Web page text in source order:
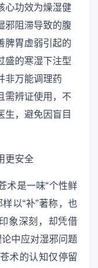
心功效为燥湿健
邪阻滞导致的腹
脾胃虚弱引起的
盛的寒湿下注型
非万能调理药
需辨证使用，不
生，避免因盲目
术是一味“个性鲜
以“补”著称，也
象深刻，却凭借
中应对湿邪问题
术的认知仅停留